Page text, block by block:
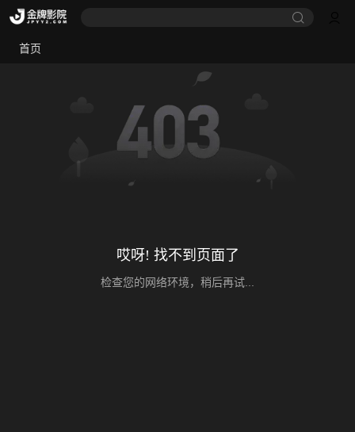
首页
哎呀! 找不到页面了
检查您的网络环境，稍后再试...